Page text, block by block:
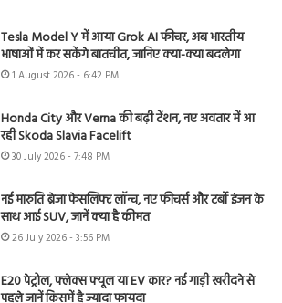
Tesla Model Y में आया Grok AI फीचर, अब भारतीय
भाषाओं में कर सकेंगे बातचीत, जानिए क्या-क्या बदलेगा
1 August 2026 - 6:42 PM
Honda City और Verna की बढ़ी टेंशन, नए अवतार में आ
रही Skoda Slavia Facelift
30 July 2026 - 7:48 PM
नई मारुति ब्रेजा फेसलिफ्ट लॉन्च, नए फीचर्स और टर्बो इंजन के
साथ आई SUV, जानें क्या है कीमत
26 July 2026 - 3:56 PM
E20 पेट्रोल, फ्लेक्स फ्यूल या EV कार? नई गाड़ी खरीदने से